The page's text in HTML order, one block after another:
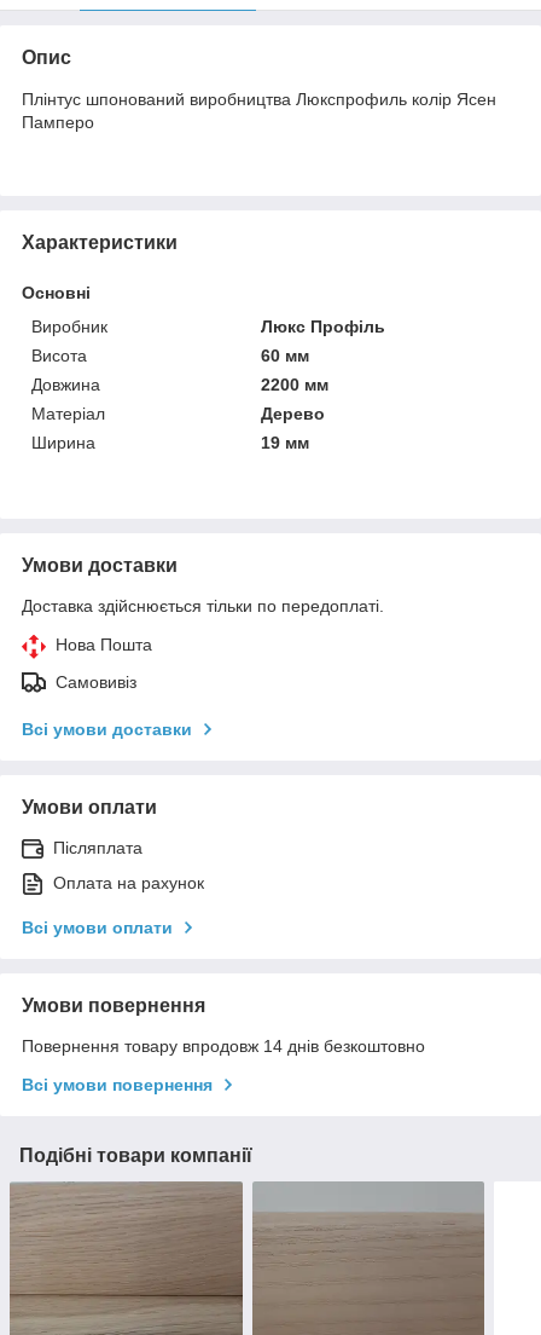
Опис
Плінтус шпонований виробництва Люкспрофиль колір Ясен
Памперо
Характеристики
Основні
Виробник
Люкс Профіль
Висота
60 мм
Довжина
2200 мм
Матеріал
Дерево
Ширина
19 мм
Умови доставки
Доставка здійснюється тільки по передоплаті.
Нова Пошта
Самовивіз
Всі умови доставки
Умови оплати
Післяплата
Оплата на рахунок
Всі умови оплати
Умови повернення
Повернення товару впродовж 14 днів безкоштовно
Всі умови повернення
Подібні товари компанії